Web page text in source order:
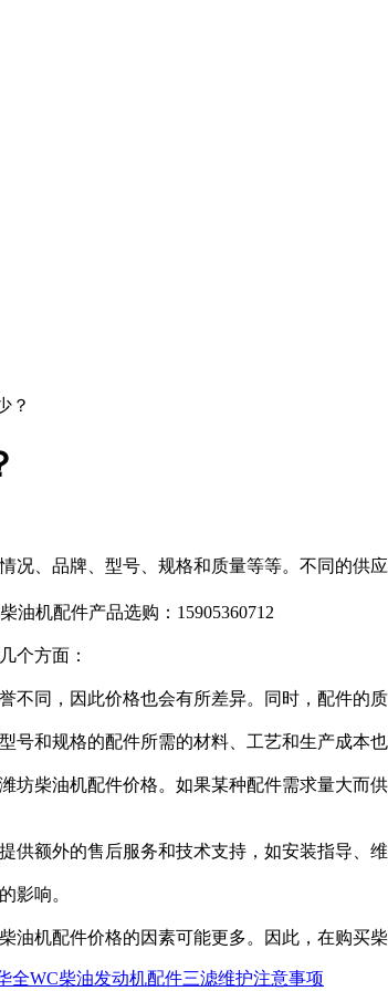
？
况、品牌、型号、规格和质量等等。不同的供
柴油机配件产品选购：15905360712
个方面：
同，因此价格也会有所差异。同时，配件的
和规格的配件所需的材料、工艺和生产成本
坊柴油机配件价格。如果某种配件需求量大
额外的售后服务和技术支持，如安装指导、
影响。
机配件价格的因素可能更多。因此，在购买
全WC柴油发动机配件三滤维护注意事项